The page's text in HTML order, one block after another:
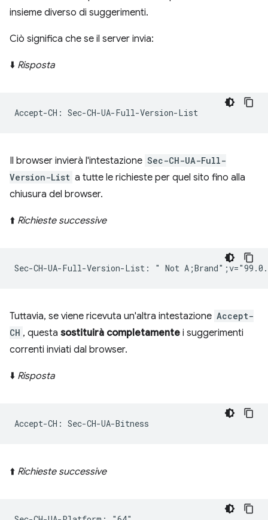
insieme diverso di suggerimenti.
Ciò significa che se il server invia:
⬇️ Risposta
Il browser invierà l'intestazione Sec-CH-UA-Full-
Version-List a tutte le richieste per quel sito fino alla
chiusura del browser.
⬆️ Richieste successive
Tuttavia, se viene ricevuta un'altra intestazione Accept-
CH , questa sostituirà completamente i suggerimenti
correnti inviati dal browser.
⬇️ Risposta
⬆️ Richieste successive